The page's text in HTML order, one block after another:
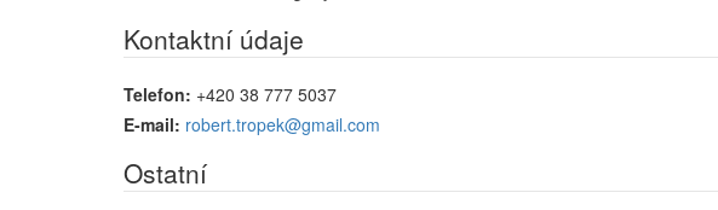
Kontaktní údaje
Telefon: +420 38 777 5037
E-mail: robert.tropek@gmail.com
Ostatní